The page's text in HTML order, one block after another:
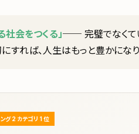
会をつくる」── 完璧でなくて
すれば、人生はもっと豊かになり
グ 2 カテゴリ 1 位